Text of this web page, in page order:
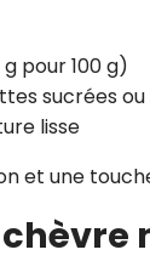
pour 100 g)
sucrées ou
lisse
et une